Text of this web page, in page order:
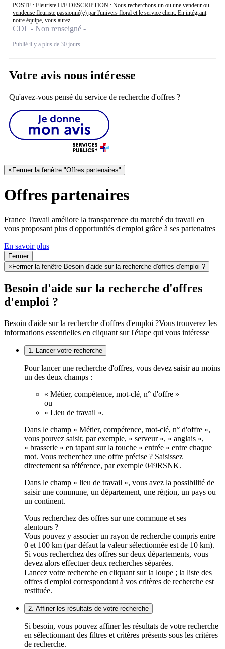
POSTE : Fleuriste H/F DESCRIPTION : Nous recherchons un ou une vendeur ou
vendeuse fleuriste passionné(e) par l'univers floral et le service client. En intégrant
notre équipe, vous aurez...
CDI - Non renseigné
Publié il y a plus de 30 jours
Votre avis nous intéresse
Qu'avez-vous pensé du service de recherche d'offres ?
× Fermer la fenêtre "Offres partenaires"
Offres partenaires
France Travail améliore la transparence du marché du travail en
vous proposant plus d'opportunités d'emploi grâce à ses partenaires
En savoir plus
Fermer
× Fermer la fenêtre Besoin d'aide sur la recherche d'offres d'emploi ?
Besoin d'aide sur la recherche d'offres
d'emploi ?
Besoin d'aide sur la recherche d'offres d'emploi ?Vous trouverez les
informations essentielles en cliquant sur l'étape qui vous intéresse
1. Lancer votre recherche
Pour lancer une recherche d'offres, vous devez saisir au moins
un des deux champs :
« Métier, compétence, mot-clé, n° d'offre »
ou
« Lieu de travail ».
Dans le champ « Métier, compétence, mot-clé, n° d'offre »,
vous pouvez saisir, par exemple, « serveur », « anglais »,
« brasserie » en tapant sur la touche « entrée » entre chaque
mot. Vous recherchez une offre précise ? Saisissez
directement sa référence, par exemple 049RSNK.
Dans le champ « lieu de travail », vous avez la possibilité de
saisir une commune, un département, une région, un pays ou
un continent.
Vous recherchez des offres sur une commune et ses
alentours ?
Vous pouvez y associer un rayon de recherche compris entre
0 et 100 km (par défaut la valeur sélectionnée est de 10 km).
Si vous recherchez des offres sur deux départements, vous
devez alors effectuer deux recherches séparées.
Lancez votre recherche en cliquant sur la loupe ; la liste des
offres d'emploi correspondant à vos critères de recherche est
restituée.
2. Affiner les résultats de votre recherche
Si besoin, vous pouvez affiner les résultats de votre recherche
en sélectionnant des filtres et critères présents sous les critères
de recherche.